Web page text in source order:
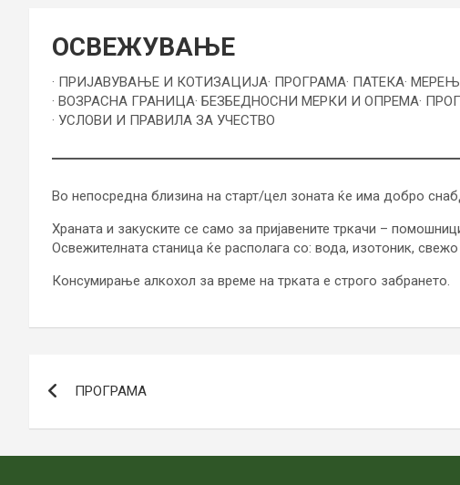
ОСВЕЖУВАЊЕ
· ПРИЈАВУВАЊЕ И КОТИЗАЦИЈА· ПРОГРАМА· ПАТЕКА·
· ВОЗРАСНА ГРАНИЦА· БЕЗБЕДНОСНИ МЕРКИ И ОПРЕМА·
· УСЛОВИ И ПРАВИЛА ЗА УЧЕСТВО
Во непосредна близина на старт/цел зоната ќе има добро
Храната и закуските се само за пријавените тркачи –
Освежителната станица ќе располага со: вода, изотоник,
Консумирање алкохол за време на трката е строго забрането.
на
напис
ПРОГРАМА